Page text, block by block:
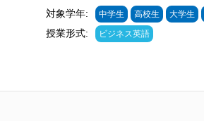
対象学年: 中学生 高校生 大学生
授業形式: ビジネス英語